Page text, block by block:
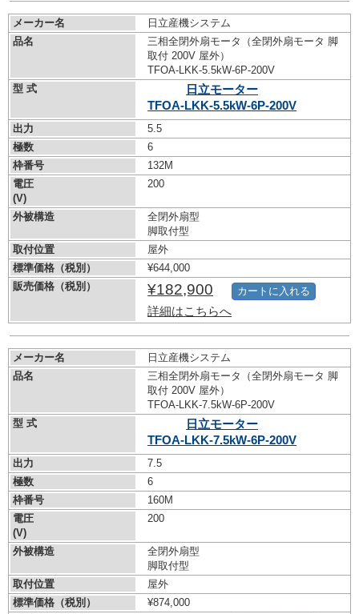
メーカー名
日立産機システム
品名
三相全閉外扇モータ（全閉外扇モータ 脚
取付 200V 屋外）
TFOA-LKK-5.5kW-6P-200V
型 式
日立モーター
TFOA-LKK-5.5kW-6P-200V
出力
5.5
極数
6
枠番号
132M
電圧
(V)
200
外被構造
全閉外扇型
脚取付型
取付位置
屋外
標準価格（税別）
¥644,000
販売価格（税別）
¥182,900
詳細はこちらへ
カートに入れる
メーカー名
日立産機システム
品名
三相全閉外扇モータ（全閉外扇モータ 脚
取付 200V 屋外）
TFOA-LKK-7.5kW-6P-200V
型 式
日立モーター
TFOA-LKK-7.5kW-6P-200V
出力
7.5
極数
6
枠番号
160M
電圧
(V)
200
外被構造
全閉外扇型
脚取付型
取付位置
屋外
標準価格（税別）
¥874,000